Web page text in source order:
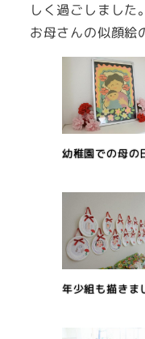
しく過ごしました
お母さんの似顔絵
幼稚園での母の
年少組も描きま